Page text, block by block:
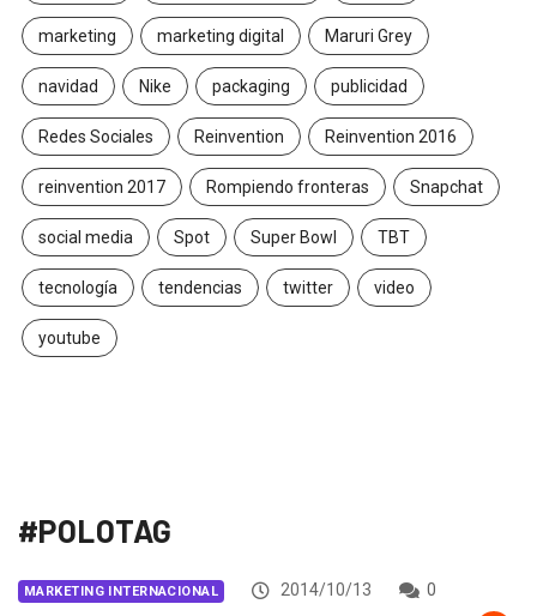
marketing marketing digital Maruri Grey
navidad Nike packaging publicidad
Redes Sociales Reinvention Reinvention 2016
reinvention 2017 Rompiendo fronteras Snapchat
social media Spot Super Bowl TBT
tecnología tendencias twitter video
youtube
#POLOTAG
MARKETING INTERNACIONAL 2014/10/13
0